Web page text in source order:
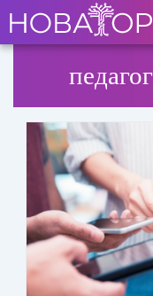
основному
User
account